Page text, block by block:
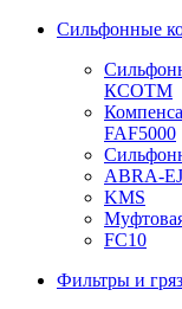
Сильфонные
КСОТM
FAF5000
ABRA-
KMS
FC10
Фильтры и